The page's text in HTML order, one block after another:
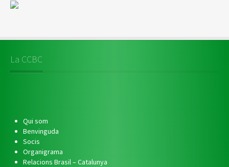
La CCBC
Qui som
Benvinguda
Socis
Organigrama
Relacions Brasil – Catalunya